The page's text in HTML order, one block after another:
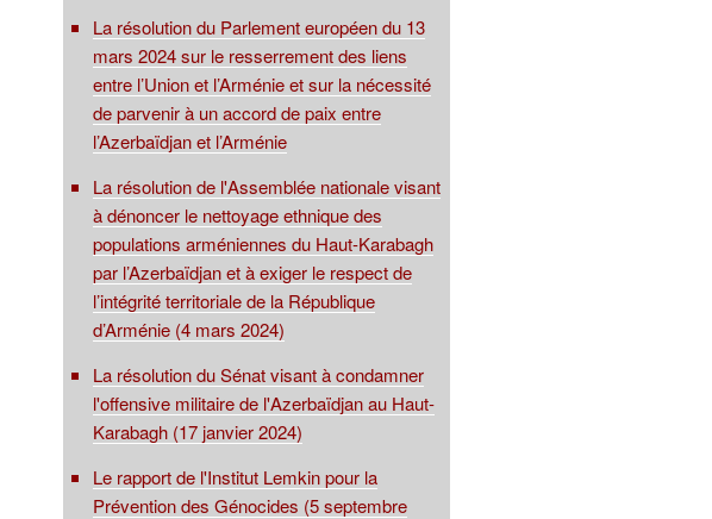
La résolution du Parlement européen du 13
mars 2024 sur le resserrement des liens
entre l’Union et l’Arménie et sur la nécessité
de parvenir à un accord de paix entre
l’Azerbaïdjan et l’Arménie
La résolution de l'Assemblée nationale visant
à dénoncer le nettoyage ethnique des
populations arméniennes du Haut-Karabagh
par l’Azerbaïdjan et à exiger le respect de
l’intégrité territoriale de la République
d’Arménie (4 mars 2024)
La résolution du Sénat visant à condamner
l'offensive militaire de l'Azerbaïdjan au Haut-
Karabagh (17 janvier 2024)
Le rapport de l'Institut Lemkin pour la
Prévention des Génocides (5 septembre